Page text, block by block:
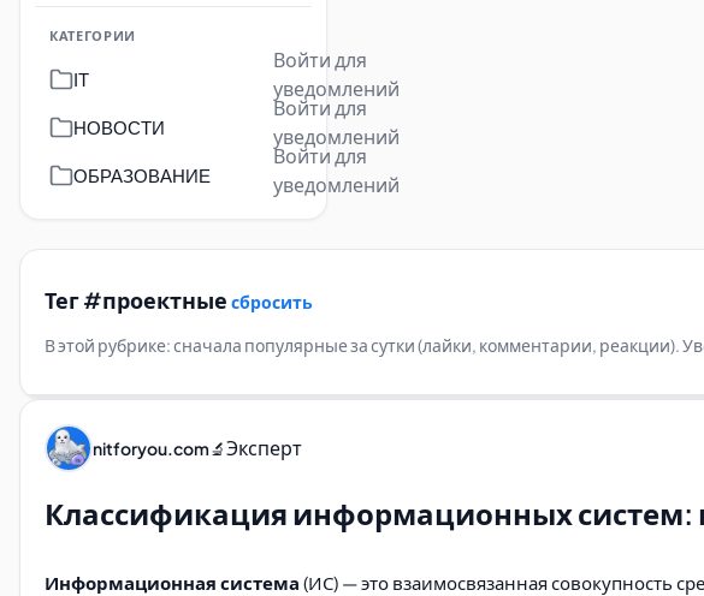
КАТЕГОРИИ
IT
Войти для
уведомлений
НОВОСТИ
Войти для
уведомлений
ОБРАЗОВАНИЕ
Войти для
уведомлений
Тег #проектные сбросить
В этой рубрике: сначала популярные за сутки (лайки, комментарии, реакции).
nitforyou.com🔬Эксперт
Классификация информационных
Информационная система (ИС) — это взаимосвязанная совокупность